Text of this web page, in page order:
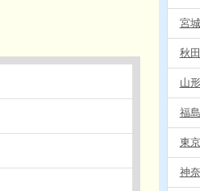
宮
秋
山
福
東
神